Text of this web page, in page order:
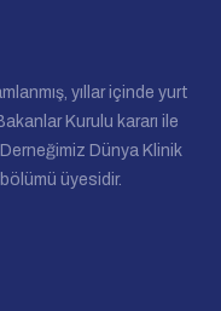
yıllar içinde yurt
Kurulu kararı ile
Derneğimiz Dünya Klinik
üyesidir.